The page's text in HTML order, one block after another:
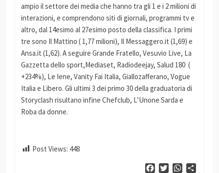
ampio il settore dei media che hanno tra gli 1 e i 2 milioni di
interazioni, e comprendono siti di giornali, programmi tv e
altro, dal 14esimo al 27esimo posto della classifica. I primi
tre sono Il Mattino ( 1,77 milioni), Il Messaggero.it (1,69) e
Ansa.it (1,62). A seguire Grande Fratello, Vesuvio Live, La
Gazzetta dello sport,Mediaset, Radiodeejay, Salud 180 (
+234%), Le Iene, Vanity Fai Italia, Giallozafferano, Vogue
Italia e Libero. Gli ultimi 3 dei primo 30 della graduatoria di
Storyclash risultano infine Chefclub, L’Unone Sarda e
Roba da donne.
Post Views: 448
FacebookTwitterWhatsApp